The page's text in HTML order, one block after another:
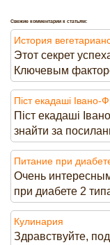
Свежие комментарии к статьям:
История
Этот секрет
Ключевым
Піст екадаші Івано-
Піст екадаші
знайти за
Питание при
Очень
при диабете 2
Кулинария
Здравствуйте,